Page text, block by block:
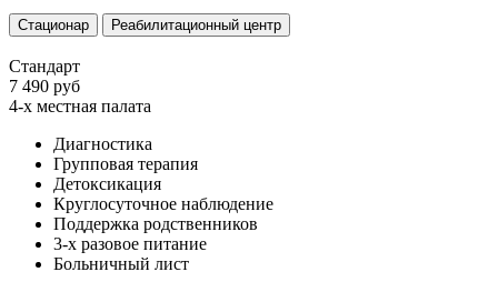
Стационар Реабилитационный центр
Стандарт
7 490 руб
4-х местная палата
Диагностика
Групповая терапия
Детоксикация
Круглосуточное наблюдение
Поддержка родственников
3-х разовое питание
Больничный лист